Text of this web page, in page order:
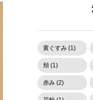
黄ぐすみ (1)
頬 (1)
赤み (2)